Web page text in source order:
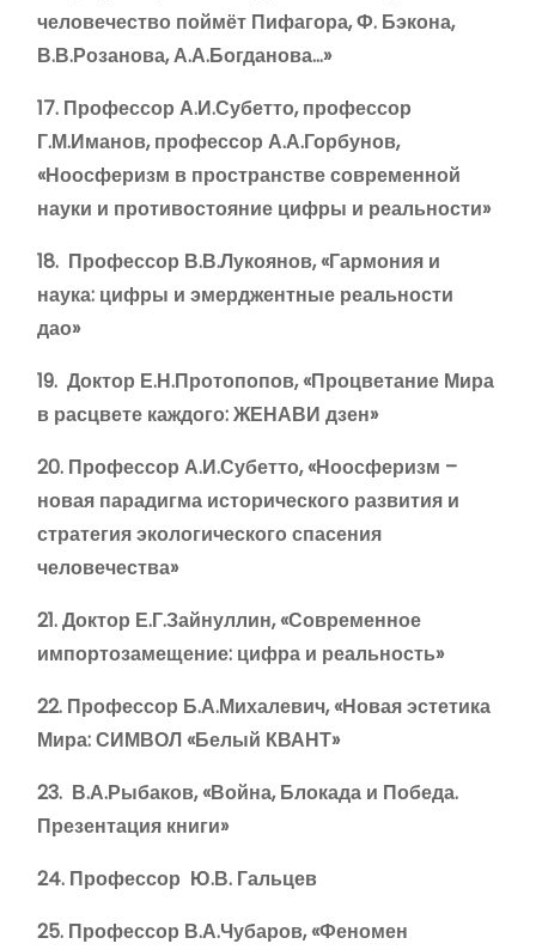
человечество поймёт Пифагора, Ф. Бэкона,
В.В.Розанова, А.А.Богданова…»
17. Профессор А.И.Субетто, профессор
Г.М.Иманов, профессор А.А.Горбунов,
«Ноосферизм в пространстве современной
науки и противостояние цифры и реальности»
18. Профессор В.В.Лукоянов, «Гармония и
наука: цифры и эмерджентные реальности
дао»
19. Доктор Е.Н.Протопопов, «Процветание Мира
в расцвете каждого: ЖЕНАВИ дзен»
20. Профессор А.И.Субетто, «Ноосферизм –
новая парадигма исторического развития и
стратегия экологического спасения
человечества»
21. Доктор Е.Г.Зайнуллин, «Современное
импортозамещение: цифра и реальность»
22. Профессор Б.А.Михалевич, «Новая эстетика
Мира: СИМВОЛ «Белый КВАНТ»
23. В.А.Рыбаков, «Война, Блокада и Победа.
Презентация книги»
24. Профессор Ю.В. Гальцев
25. Профессор В.А.Чубаров, «Феномен